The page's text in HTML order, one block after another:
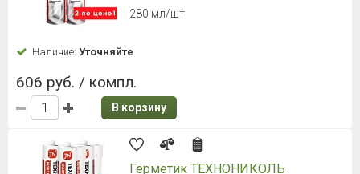
280 мл/шт
Наличие: Уточняйте
606 руб. / компл.
В корзину
Герметик ТЕХНОНИКОЛЬ